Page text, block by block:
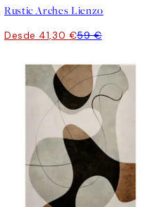
Rustic Arches Lienzo
Desde 41,30 €59 €